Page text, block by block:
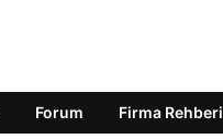
Forum Firma Rehberi